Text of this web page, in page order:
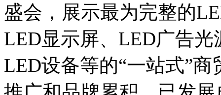
盛会，展示最为完整的
LED显示屏、LED广告
LED设备等的“一站式”